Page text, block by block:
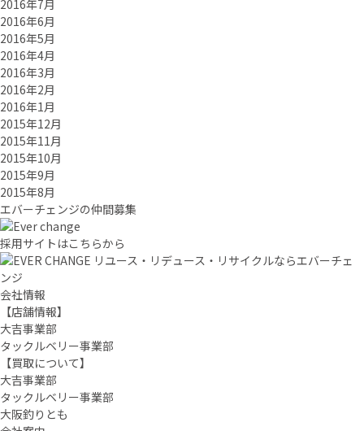
2016年7月
2016年6月
2016年5月
2016年4月
2016年3月
2016年2月
2016年1月
2015年12月
2015年11月
2015年10月
2015年9月
2015年8月
エバーチェ ンジの仲間募集
採用サイトはこちらから
リユース・リデュース・リサイクルならエバーチェ
ンジ
会社情報
【店舗情報】
大吉事業部
タックルベリー事業部
【買取について】
大吉事業部
タックルベリー事業部
大阪釣りとも